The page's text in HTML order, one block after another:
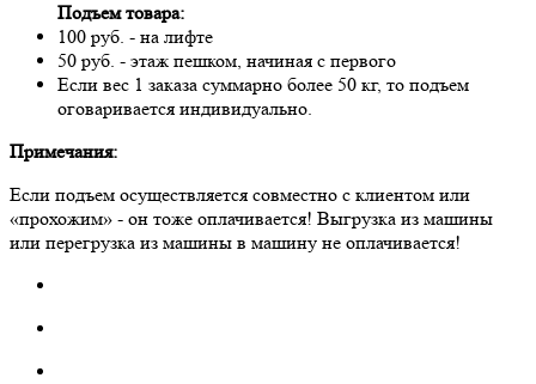
Подъем товара:
100 руб. - на лифте
50 руб. - этаж пешком, начиная с первого
Если вес 1 заказа суммарно более 50 кг, то подъем
оговаривается индивидуально.
Примечания:
Если подъем осуществляется совместно с клиентом или
«прохожим» - он тоже оплачивается! Выгрузка из машины
или перегрузка из машины в машину не оплачивается!